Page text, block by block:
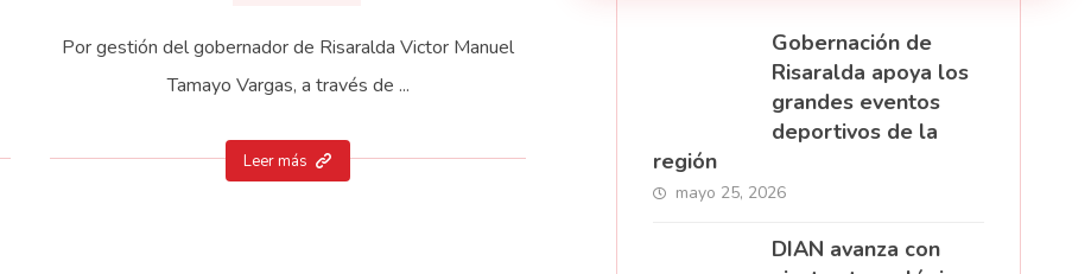
Por gestión del gobernador de Risaralda Victor Manuel
Tamayo Vargas, a través de ...
Leer más
Gobernación de
Risaralda apoya los
grandes eventos
deportivos de la
región
mayo 25, 2026
DIAN avanza con